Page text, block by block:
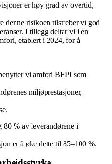
er høy grad av overtid,
denne risikoen tilstreber vi god
I tillegg deltar vi i en
etablert i 2024, for å
vi amfori BEPI som
miljøprestasjoner,
80 % av leverandørene i
er å øke dette til 85–100 %.